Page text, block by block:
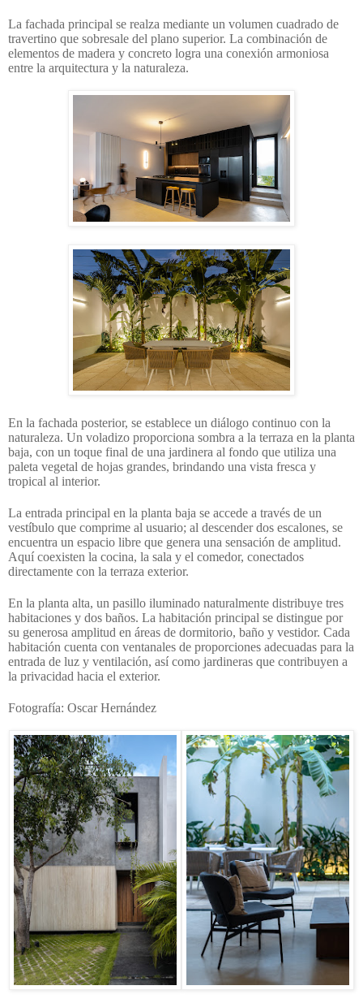
La fachada principal se realza mediante un volumen cuadrado de
travertino que sobresale del plano superior. La combinación de
elementos de madera y concreto logra una conexión armoniosa
entre la arquitectura y la naturaleza.
En la fachada posterior, se establece un diálogo continuo con la
naturaleza. Un voladizo proporciona sombra a la terraza en la planta
baja, con un toque final de una jardinera al fondo que utiliza una
paleta vegetal de hojas grandes, brindando una vista fresca y
tropical al interior.
La entrada principal en la planta baja se accede a través de un
vestíbulo que comprime al usuario; al descender dos escalones, se
encuentra un espacio libre que genera una sensación de amplitud.
Aquí coexisten la cocina, la sala y el comedor, conectados
directamente con la terraza exterior.
En la planta alta, un pasillo iluminado naturalmente distribuye tres
habitaciones y dos baños. La habitación principal se distingue por
su generosa amplitud en áreas de dormitorio, baño y vestidor. Cada
habitación cuenta con ventanales de proporciones adecuadas para la
entrada de luz y ventilación, así como jardineras que contribuyen a
la privacidad hacia el exterior.
Fotografía: Oscar Hernández